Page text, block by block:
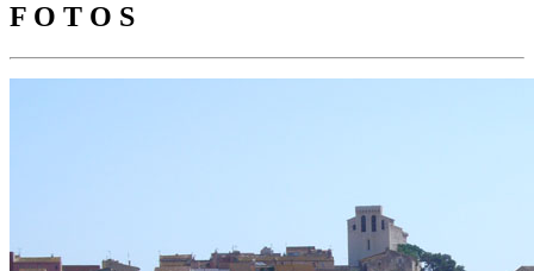
F O T O S